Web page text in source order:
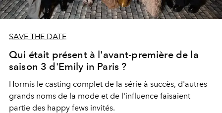
SAVE THE DATE
Qui était présent à l'avant-première de la
saison 3 d'Emily in Paris ?
Hormis le casting complet de la série à succès, d'autres
grands noms de la mode et de l'influence faisaient
partie des happy fews invités.